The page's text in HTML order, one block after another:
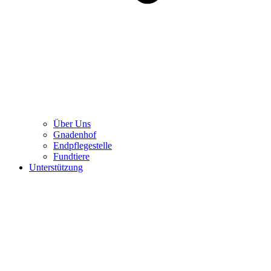
Über Uns
Gnadenhof
Endpflegestelle
Fundtiere
Unterstützung